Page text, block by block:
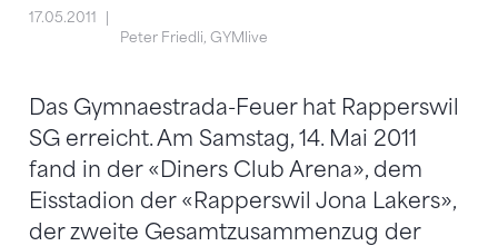
17.05.2011
Peter Friedli, GYMlive
Das Gymnaestrada-Feuer hat Rapperswil
SG erreicht. Am Samstag, 14. Mai 2011
fand in der «Diners Club Arena», dem
Eisstadion der «Rapperswil Jona Lakers»,
der zweite Gesamtzusammenzug der